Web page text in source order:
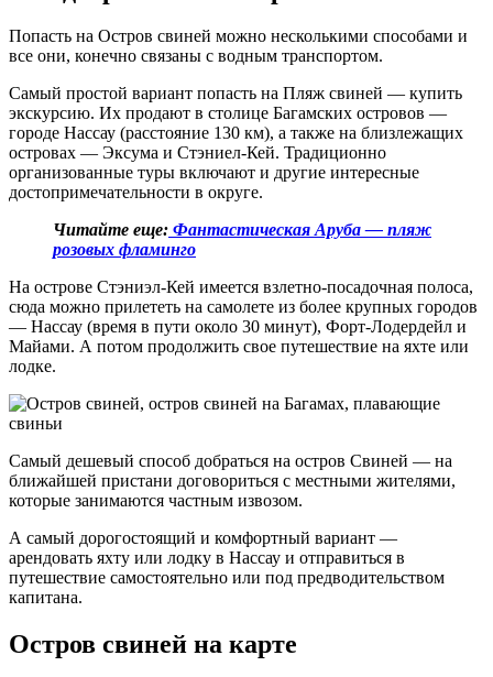
Попасть на Остров свиней можно несколькими способами и
все они, конечно связаны с водным транспортом.
Самый простой вариант попасть на Пляж свиней — купить
экскурсию. Их продают в столице Багамских островов —
городе Нассау (расстояние 130 км), а также на близлежащих
островах — Эксума и Стэниел-Кей. Традиционно
организованные туры включают и другие интересные
достопримечательности в округе.
Читайте еще: Фантастическая Аруба — пляж
розовых фламинго
На острове Стэниэл-Кей имеется взлетно-посадочная полоса,
сюда можно прилететь на самолете из более крупных городов
— Нассау (время в пути около 30 минут), Форт-Лодердейл и
Майами. А потом продолжить свое путешествие на яхте или
лодке.
Самый дешевый способ добраться на остров Свиней — на
ближайшей пристани договориться с местными жителями,
которые занимаются частным извозом.
А самый дорогостоящий и комфортный вариант —
арендовать яхту или лодку в Нассау и отправиться в
путешествие самостоятельно или под предводительством
капитана.
Остров свиней на карте